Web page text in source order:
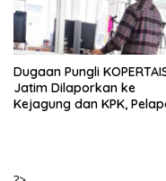
Dugaan Pungli
Jatim Dilaporkan ke
Kejagung dan KPK,